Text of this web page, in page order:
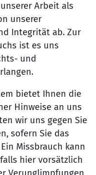
Arbeit als
unserer
Integrität ab. Zur
ist es uns
und
bietet Ihnen die
Hinweise an uns
wir uns gegen Sie
sofern Sie das
Missbrauch kann
hier vorsätzlich
Verunglimpfungen